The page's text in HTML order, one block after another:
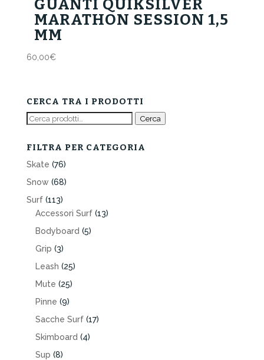
GUANTI QUIKSILVER
MARATHON SESSION 1,5
MM
60,00€
CERCA TRA I PRODOTTI
Cerca: Cerca
FILTRA PER CATEGORIA
Skate (76)
Snow (68)
Surf (113)
Accessori Surf (13)
Bodyboard (5)
Grip (3)
Leash (25)
Mute (25)
Pinne (9)
Sacche Surf (17)
Skimboard (4)
Sup (8)